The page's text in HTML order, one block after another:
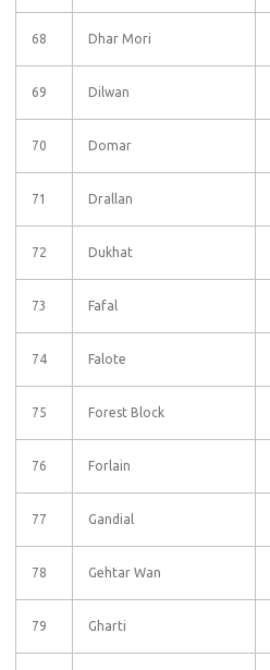
68 Dhar Mori
69 Dilwan
70 Domar
71 Drallan
72 Dukhat
73 Fafal
74 Falote
75 Forest Block
76 Forlain
77 Gandial
78 Gehtar Wan
79 Gharti